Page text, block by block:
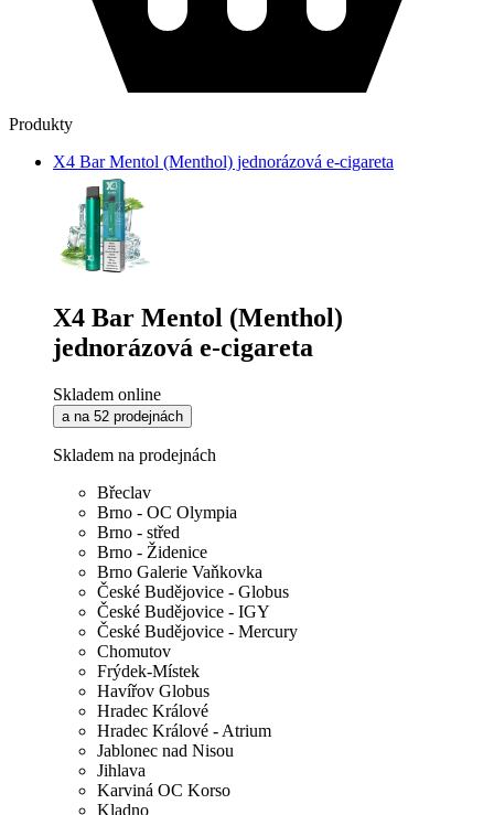
Produkty
X4 Bar Mentol (Menthol) jednorázová e-cigareta
X4 Bar Mentol (Menthol)
jednorázová e-cigareta
Skladem online
a na 52 prodejnách
Skladem na prodejnách
Břeclav
Brno - OC Olympia
Brno - střed
Brno - Židenice
Brno Galerie Vaňkovka
České Budějovice - Globus
České Budějovice - IGY
České Budějovice - Mercury
Chomutov
Frýdek-Místek
Havířov Globus
Hradec Králové
Hradec Králové - Atrium
Jablonec nad Nisou
Jihlava
Karviná OC Korso
Kladno